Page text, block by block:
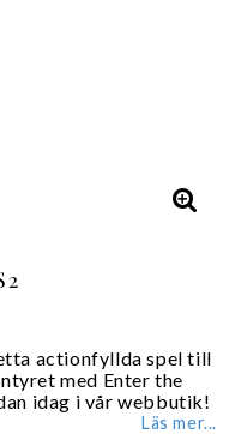
actionfyllda spel till
med Enter the
idag i vår webbutik!
Läs mer...